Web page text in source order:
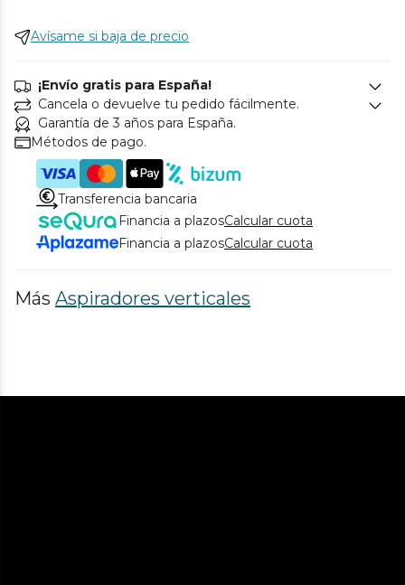
Avísame si baja de precio
¡Envío gratis para España!
Cancela o devuelve tu pedido fácilmente.
Garantía de 3 años para España.
Métodos de pago.
Transferencia bancaria
Financia a plazosCalcular cuota
Financia a plazosCalcular cuota
Más Aspiradores verticales